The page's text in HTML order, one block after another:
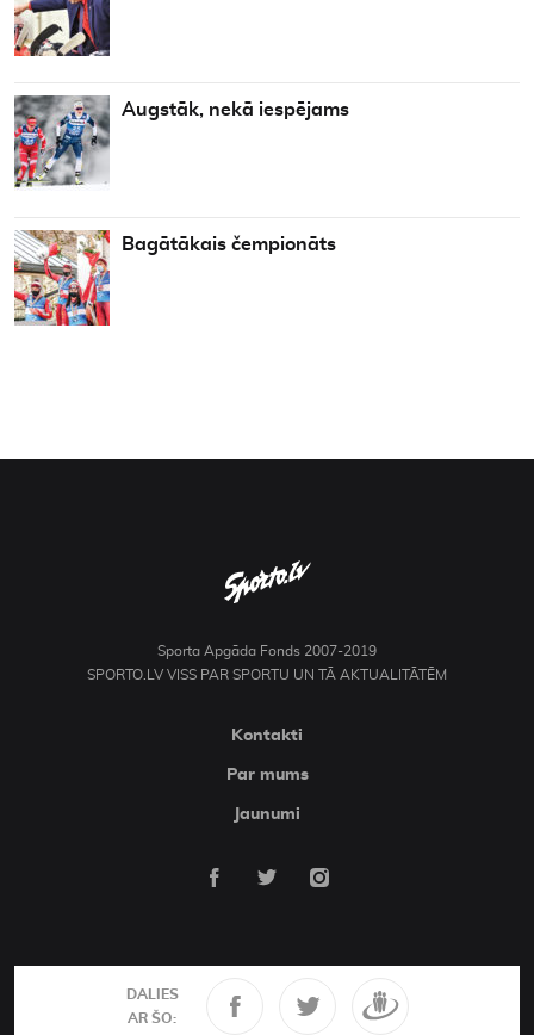
DALIES
AR ŠO:
Augstāk, nekā iespējams
Bagātākais čempionāts
Sporta Apgāda Fonds 2007-2019
SPORTO.LV VISS PAR SPORTU UN TĀ AKTUALITĀTĒM
Kontakti
Par mums
Jaunumi